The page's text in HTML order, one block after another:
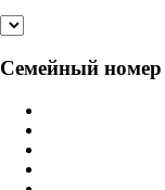
Семейный номер